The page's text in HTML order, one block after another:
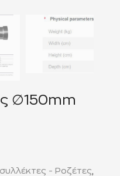
∅150mm
- Ροζέτες